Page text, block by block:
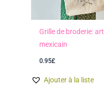
Grille de broderie: art
mexicain
0.95£
Ajouter à la liste